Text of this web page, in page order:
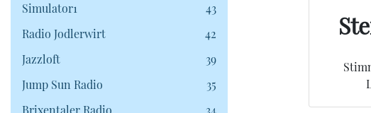
Simulator1
43
Radio Jodlerwirt
42
Jazzloft
39
Jump Sun Radio
35
Brixentaler Radio
34